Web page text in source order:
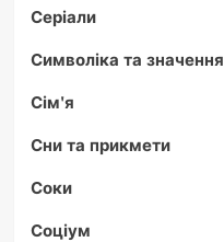
Серіали
Символіка та значення
Сім'я
Сни та прикмети
Соки
Соціум